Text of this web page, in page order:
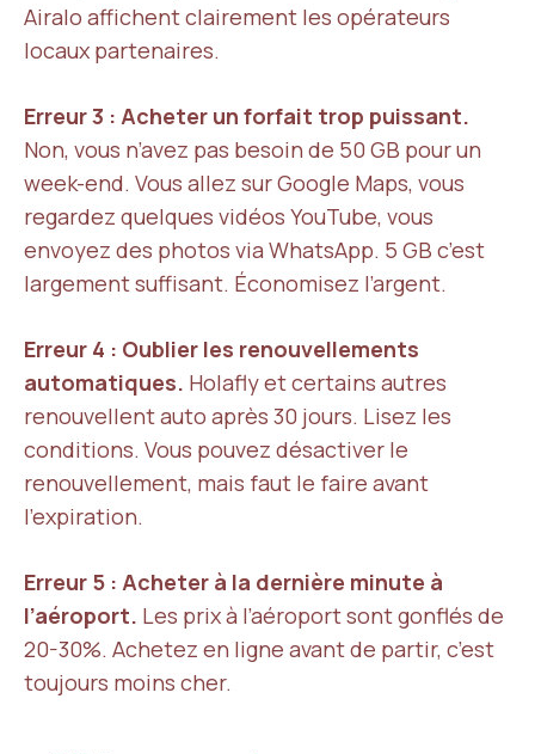
Airalo affichent clairement les opérateurs
locaux partenaires.
Erreur 3 : Acheter un forfait trop puissant.
Non, vous n’avez pas besoin de 50 GB pour un
week-end. Vous allez sur Google Maps, vous
regardez quelques vidéos YouTube, vous
envoyez des photos via WhatsApp. 5 GB c’est
largement suffisant. Économisez l’argent.
Erreur 4 : Oublier les renouvellements
automatiques. Holafly et certains autres
renouvellent auto après 30 jours. Lisez les
conditions. Vous pouvez désactiver le
renouvellement, mais faut le faire avant
l’expiration.
Erreur 5 : Acheter à la dernière minute à
l’aéroport. Les prix à l’aéroport sont gonflés de
20-30%. Achetez en ligne avant de partir, c’est
toujours moins cher.